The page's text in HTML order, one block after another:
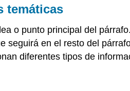
temáticas
o punto principal del
en el resto del
diferentes tipos de